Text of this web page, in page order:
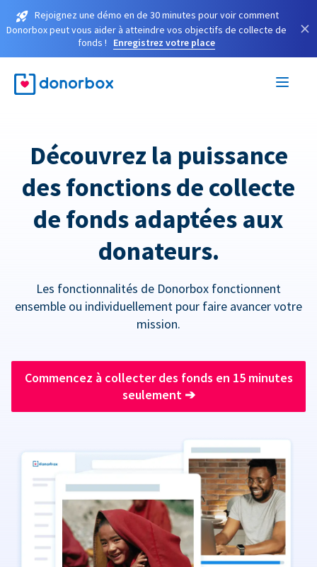
Rejoignez une démo en de 30 minutes pour voir comment
Donorbox peut vous aider à atteindre vos objectifs de collecte de
fonds !
Enregistrez votre place
×
Découvrez la puissance
des fonctions de collecte
de fonds adaptées aux
donateurs.
Les fonctionnalités de Donorbox fonctionnent
ensemble ou individuellement pour faire avancer votre
mission.
Commencez à collecter des fonds en 15 minutes
seulement ➔